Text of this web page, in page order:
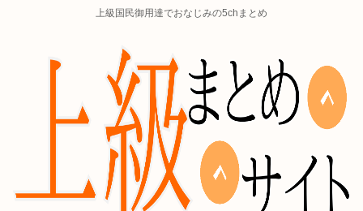
上級国民御用達でおなじみの5chまとめ